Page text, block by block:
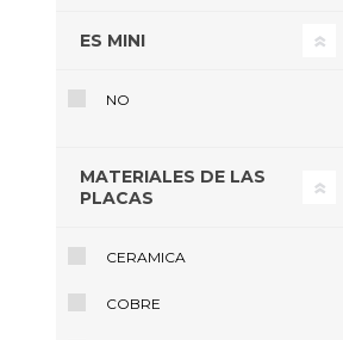
ES MINI
NO
MATERIALES DE LAS
PLACAS
CERAMICA
COBRE